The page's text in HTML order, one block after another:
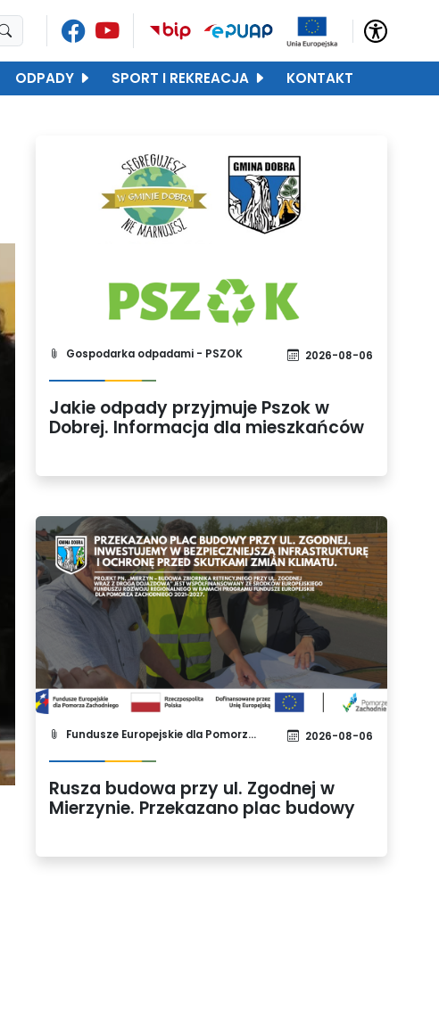
ODPADY SPORT I REKREACJA KONTAKT
Gospodarka odpadami - PSZOK 2026-08-06
Jakie odpady przyjmuje Pszok w
Dobrej. Informacja dla mieszkańców
Fundusze Europejskie dla Pomorza Zachodniego 2021-2027 2026-08-06
Rusza budowa przy ul. Zgodnej w
Mierzynie. Przekazano plac budowy